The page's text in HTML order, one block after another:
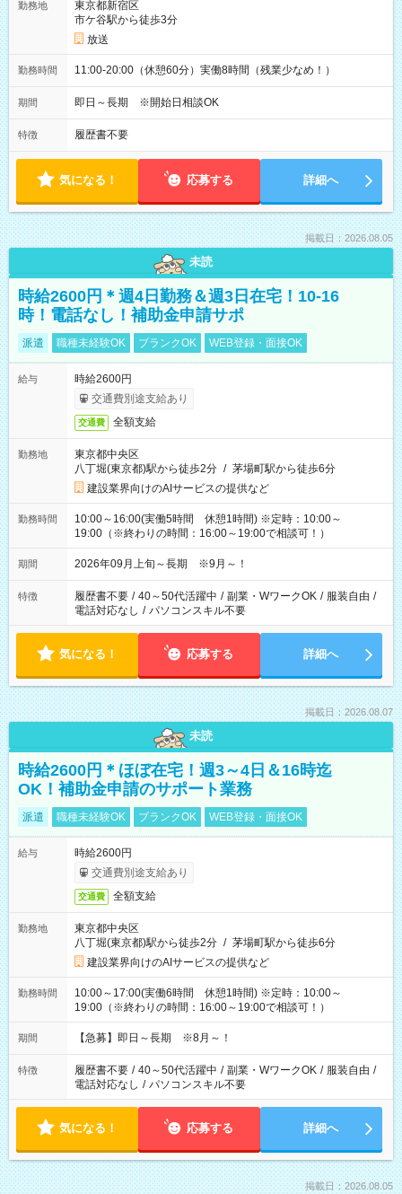
勤務地
東京都新宿区
市ケ谷駅から徒歩3分
放送
勤務時間 11:00-20:00（休憩60分）実働8時間（残業少なめ！）
期間 即日～長期 ※開始日相談OK
特徴 履歴書不要
気になる！ 応募する 詳細へ
掲載日：2026.08.05
未読
時給2600円＊週4日勤務＆週3日在宅！10-16
時！電話なし！補助金申請サポ
派遣 職種未経験OK ブランクOK WEB登録・面接OK
給与
時給2600円
交通費別途支給あり
交通費 全額支給
勤務地
東京都中央区
八丁堀(東京都)駅から徒歩2分 / 茅場町駅から徒歩6分
建設業界向けのAIサービスの提供など
勤務時間
10:00～16:00(実働5時間 休憩1時間) ※定時：10:00～
19:00（※終わりの時間：16:00～19:00で相談可！）
期間 2026年09月上旬～長期 ※9月～！
特徴 履歴書不要 / 40～50代活躍中 / 副業・WワークOK / 服装自由 /
電話対応なし / パソコンスキル不要
気になる！ 応募する 詳細へ
掲載日：2026.08.07
未読
時給2600円＊ほぼ在宅！週3～4日＆16時迄
OK！補助金申請のサポート業務
派遣 職種未経験OK ブランクOK WEB登録・面接OK
給与
時給2600円
交通費別途支給あり
交通費 全額支給
勤務地
東京都中央区
八丁堀(東京都)駅から徒歩2分 / 茅場町駅から徒歩6分
建設業界向けのAIサービスの提供など
勤務時間
10:00～17:00(実働6時間 休憩1時間) ※定時：10:00～
19:00（※終わりの時間：16:00～19:00で相談可！）
期間 【急募】即日～長期 ※8月～！
特徴 履歴書不要 / 40～50代活躍中 / 副業・WワークOK / 服装自由 /
電話対応なし / パソコンスキル不要
気になる！ 応募する 詳細へ
掲載日：2026.08.05